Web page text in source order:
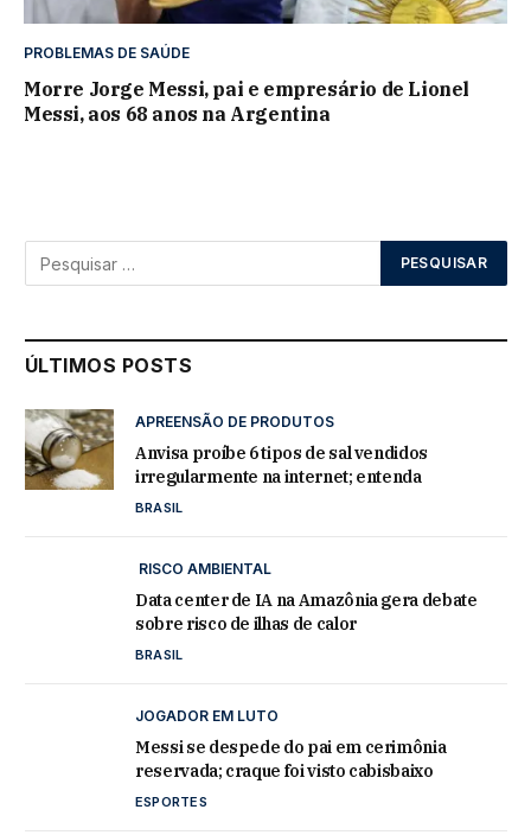
PROBLEMAS DE SAÚDE
Morre Jorge Messi, pai e empresário de Lionel
Messi, aos 68 anos na Argentina
ÚLTIMOS POSTS
APREENSÃO DE PRODUTOS
Anvisa proíbe 6 tipos de sal vendidos
irregularmente na internet; entenda
BRASIL
RISCO AMBIENTAL
Data center de IA na Amazônia gera debate
sobre risco de ilhas de calor
BRASIL
JOGADOR EM LUTO
Messi se despede do pai em cerimônia
reservada; craque foi visto cabisbaixo
ESPORTES